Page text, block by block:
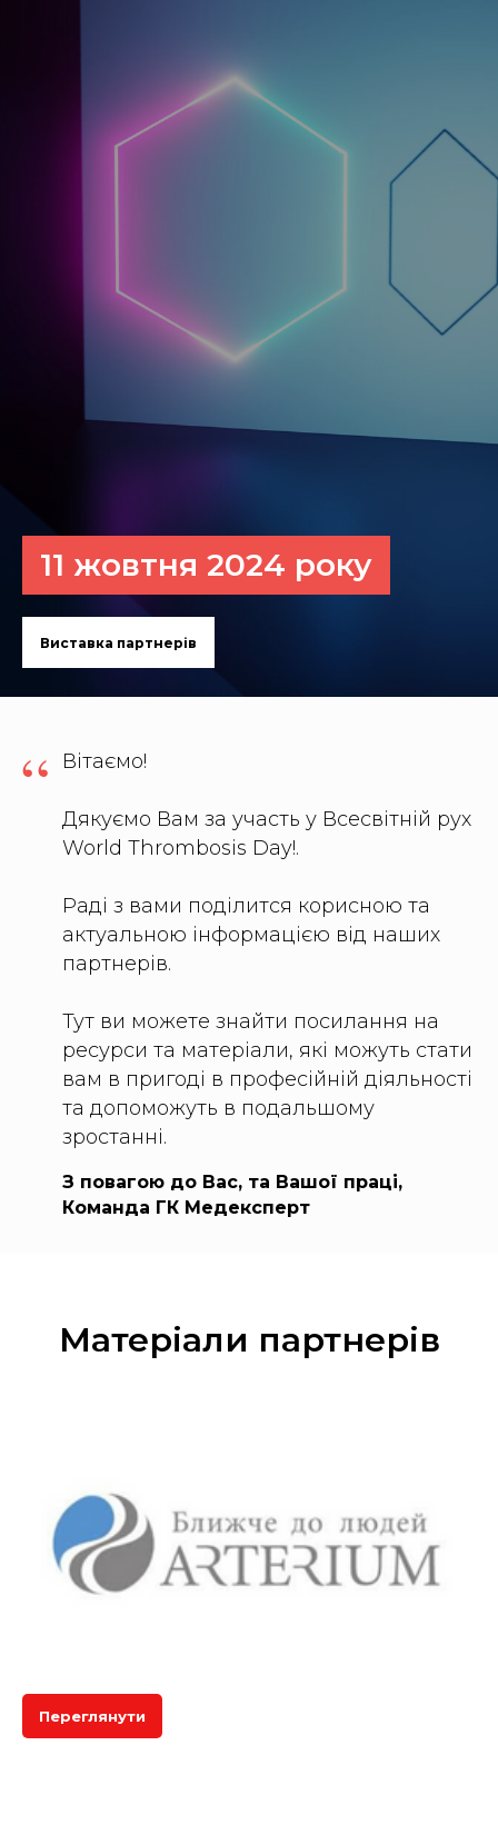
11 жовтня 2024 року
Виставка партнерів
“ Вітаємо!
Дякуємо Вам за участь у Всесвітній рух
World Thrombosis Day!.
Раді з вами поділится корисною та
актуальною інформацією від наших
партнерів.
Тут ви можете знайти посилання на
ресурси та матеріали, які можуть стати
вам в пригоді в професійній діяльності
та допоможуть в подальшому
зростанні.
З повагою до Вас, та Вашої праці,
Команда ГК Медексперт
Матеріали партнерів
Переглянути